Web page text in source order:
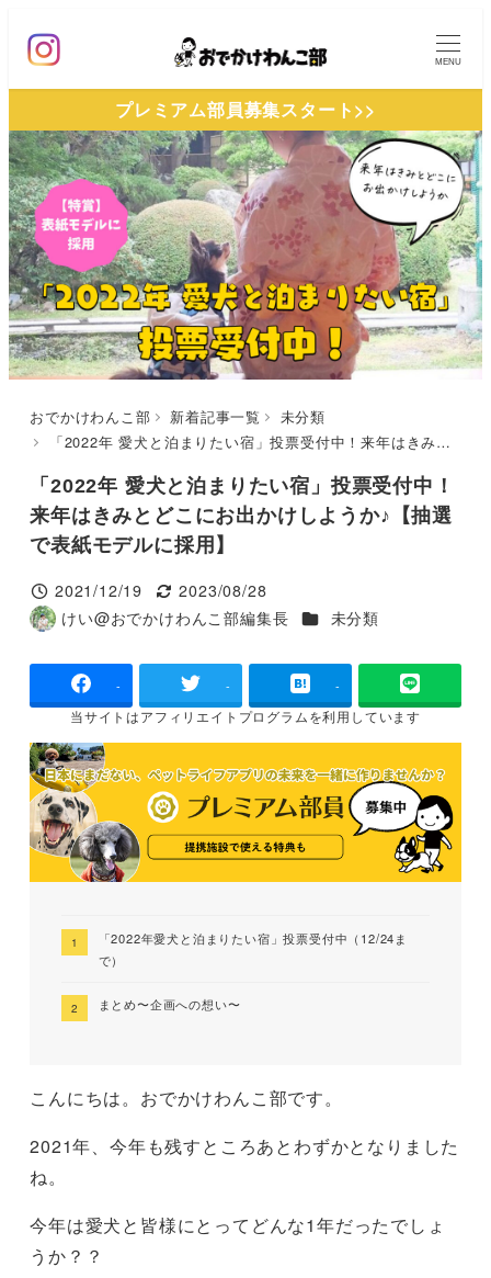
ン
ン
テ
ン
ツ
へ
移
動
MENU
プレミアム部員募集スタート>>
おでかけわんこ部 新着記事一覧
未分類
「2022年 愛犬と泊まりたい宿」投票受付中！来年はきみとどこにお出かけしようか♪【抽選で表紙モデルに採用】
「2022年 愛犬と泊まりたい宿」投票受付中！
来年はきみとどこにお出かけしようか♪【抽選
で表紙モデルに採用】
投稿日
2021/12/19
更新日
2023/08/28
著
けい@おでかけわんこ部編集長 カテゴリー
未分類
- - -
当サイトはアフィリエイトプログラムを利用しています
「2022年愛犬と泊まりたい宿」投票受付中（12/24ま
で）
まとめ〜企画への想い〜
こんにちは。おでかけわんこ部です。
2021年、今年も残すところあとわずかとなりました
ね。
今年は愛犬と皆様にとってどんな1年だったでしょ
うか？？